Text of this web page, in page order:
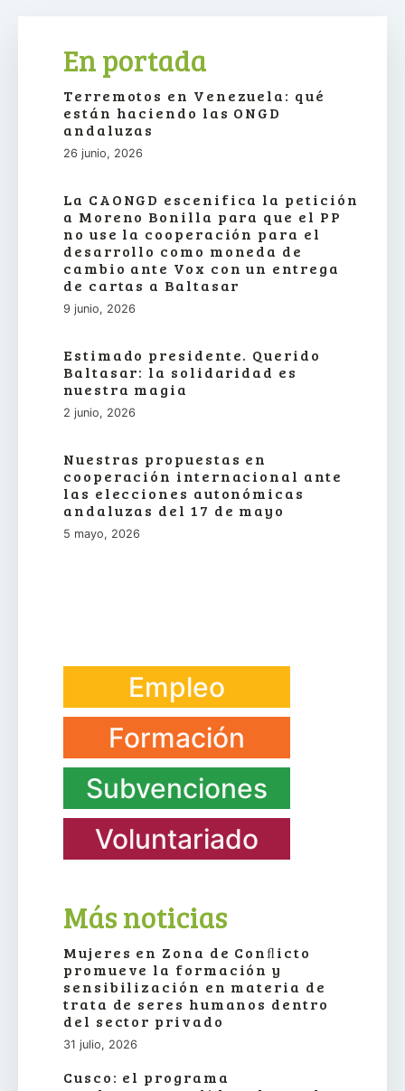
En portada
Terremotos en Venezuela: qué
están haciendo las ONGD
andaluzas
26 junio, 2026
La CAONGD escenifica la petición
a Moreno Bonilla para que el PP
no use la cooperación para el
desarrollo como moneda de
cambio ante Vox con un entrega
de cartas a Baltasar
9 junio, 2026
Estimado presidente. Querido
Baltasar: la solidaridad es
nuestra magia
2 junio, 2026
Nuestras propuestas en
cooperación internacional ante
las elecciones autonómicas
andaluzas del 17 de mayo
5 mayo, 2026
Empleo
Formación
Subvenciones
Voluntariado
Más noticias
Mujeres en Zona de Conﬂicto
promueve la formación y
sensibilización en materia de
trata de seres humanos dentro
del sector privado
31 julio, 2026
Cusco: el programa